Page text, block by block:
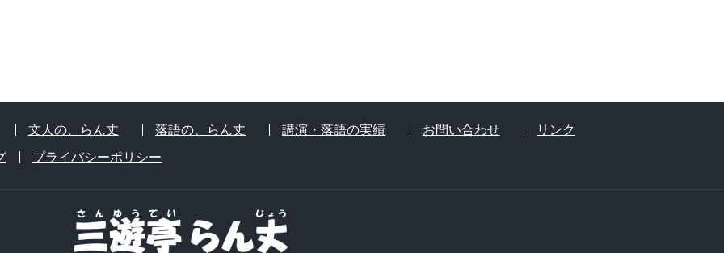
文人の、らん丈 落語の、らん丈 講演・落語の実績 お問い合わせ
リンク
プライバシーポリシー